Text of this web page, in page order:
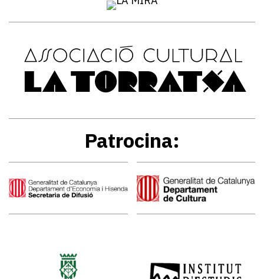
Patrocina: